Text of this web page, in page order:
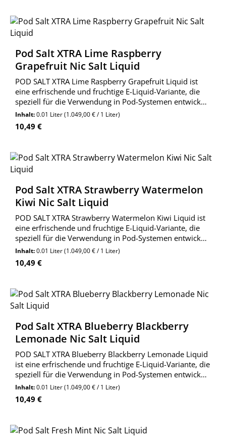
Pod Salt XTRA Lime Raspberry
Grapefruit Nic Salt Liquid
POD SALT XTRA Lime Raspberry Grapefruit Liquid ist
eine erfrischende und fruchtige E-Liquid-Variante, die
speziell für die Verwendung in Pod-Systemen entwickelt
wurde. Diese einzigartige Kombination aus Limette,
Himbeere und Grapefruit sorgt für ein inten
Inhalt:0.01 Liter(1.049,00 € / 1 Liter)
Regulärer Preis:
10,49 €
Pod Salt XTRA Strawberry Watermelon
Kiwi Nic Salt Liquid
POD SALT XTRA Strawberry Watermelon Kiwi Liquid ist
eine erfrischende und fruchtige E-Liquid-Variante, die
speziell für die Verwendung in Pod-Systemen entwickelt
wurde. Diese Mischung aus Erdbeere, Wassermelone
und Kiwi bietet ein fruchtigen Geschmack.
Inhalt:0.01 Liter(1.049,00 € / 1 Liter)
Regulärer Preis:
10,49 €
Pod Salt XTRA Blueberry Blackberry
Lemonade Nic Salt Liquid
POD SALT XTRA Blueberry Blackberry Lemonade Liquid
ist eine erfrischende und fruchtige E-Liquid-Variante, die
speziell für die Verwendung in Pod-Systemen entwickelt
wurde. Diese Kombination aus Blaubeeren,
Brombeeren und Limonade bietet ein einzigartiges
Inhalt:0.01 Liter(1.049,00 € / 1 Liter)
Regulärer Preis:
10,49 €